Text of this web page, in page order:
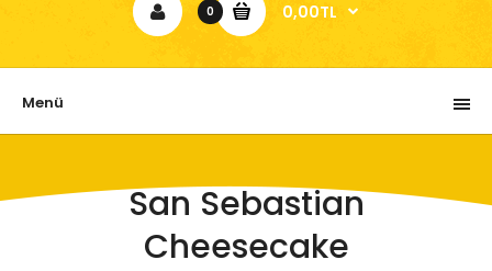
0 0,00TL
Menü
San Sebastian
Cheesecake